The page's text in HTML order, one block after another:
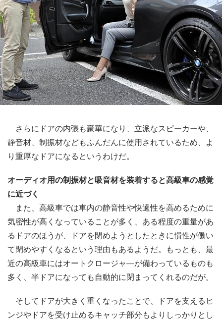
さらにドアの内張も豪華になり、立派なスピーカーや、
静音材、制振材などもふんだんに使用されているため、よ
り重厚なドアになるというわけだ。
オーディオ用の制振材と吸音材を装着すると高級車の感覚
に近づく
また、高級車では車内の静音性や快適性を高めるために
気密性が高くなっていることが多く、ある程度の重量があ
るドアのほうが、ドアを閉めようとしたときに慣性が働い
て閉めやすくなるという理由もあるようだ。もっとも、最
近の高級車にはオートクロージャ―が備わっているものも
多く、半ドアになっても自動的に閉まってくれるのだが。
そしてドアが大きく重くなったことで、ドアを支えるヒ
ンジやドアを受け止めるキャッチ部分もよりしっかりとし